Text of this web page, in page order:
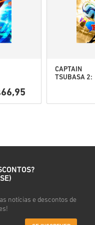
• Escolhe o teu produto
• Introduz o teu e-mail
• Seleciona o método de
• Conclui a tua encomenda
66,95
CAPTAIN
TSUBASA 2:
Deluxe
notícias e descontos de